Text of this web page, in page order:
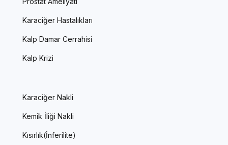
Karaciğer Hastalıkları
Kalp Damar Cerrahisi
Kalp Krizi
Karaciğer Nakli
Kemik İliği Nakli
Kısırlık(İnferilite)